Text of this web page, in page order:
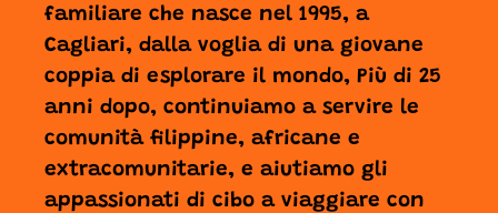
familiare che nasce nel 1995, a
Cagliari, dalla voglia di una giovane
coppia di esplorare il mondo, Più di 25
anni dopo, continuiamo a servire le
comunità filippine, africane e
extracomunitarie, e aiutiamo gli
appassionati di cibo a viaggiare con